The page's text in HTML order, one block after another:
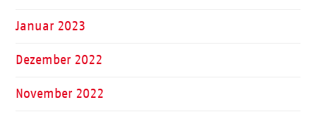
Januar 2023
Dezember 2022
November 2022